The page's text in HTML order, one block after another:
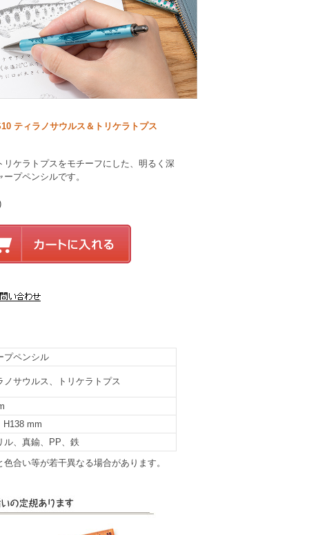
ティラノサウルス＆トリケラトプス
リケラトプスをモチーフにした、明るく深
プペンシルです。
プペンシル
ノサウルス、トリケラトプス
H138 mm
ル、真鍮、PP、鉄
合い等が若干異なる場合があります。